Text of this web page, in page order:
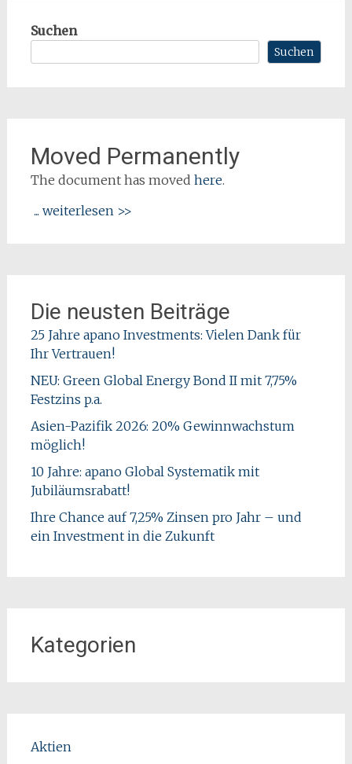
Suchen
Suchen
Moved Permanently
The document has moved here.
... weiterlesen >>
Die neusten Beiträge
25 Jahre apano Investments: Vielen Dank für
Ihr Vertrauen!
NEU: Green Global Energy Bond II mit 7,75%
Festzins p.a.
Asien-Pazifik 2026: 20% Gewinnwachstum
möglich!
10 Jahre: apano Global Systematik mit
Jubiläumsrabatt!
Ihre Chance auf 7,25% Zinsen pro Jahr – und
ein Investment in die Zukunft
Kategorien
Aktien